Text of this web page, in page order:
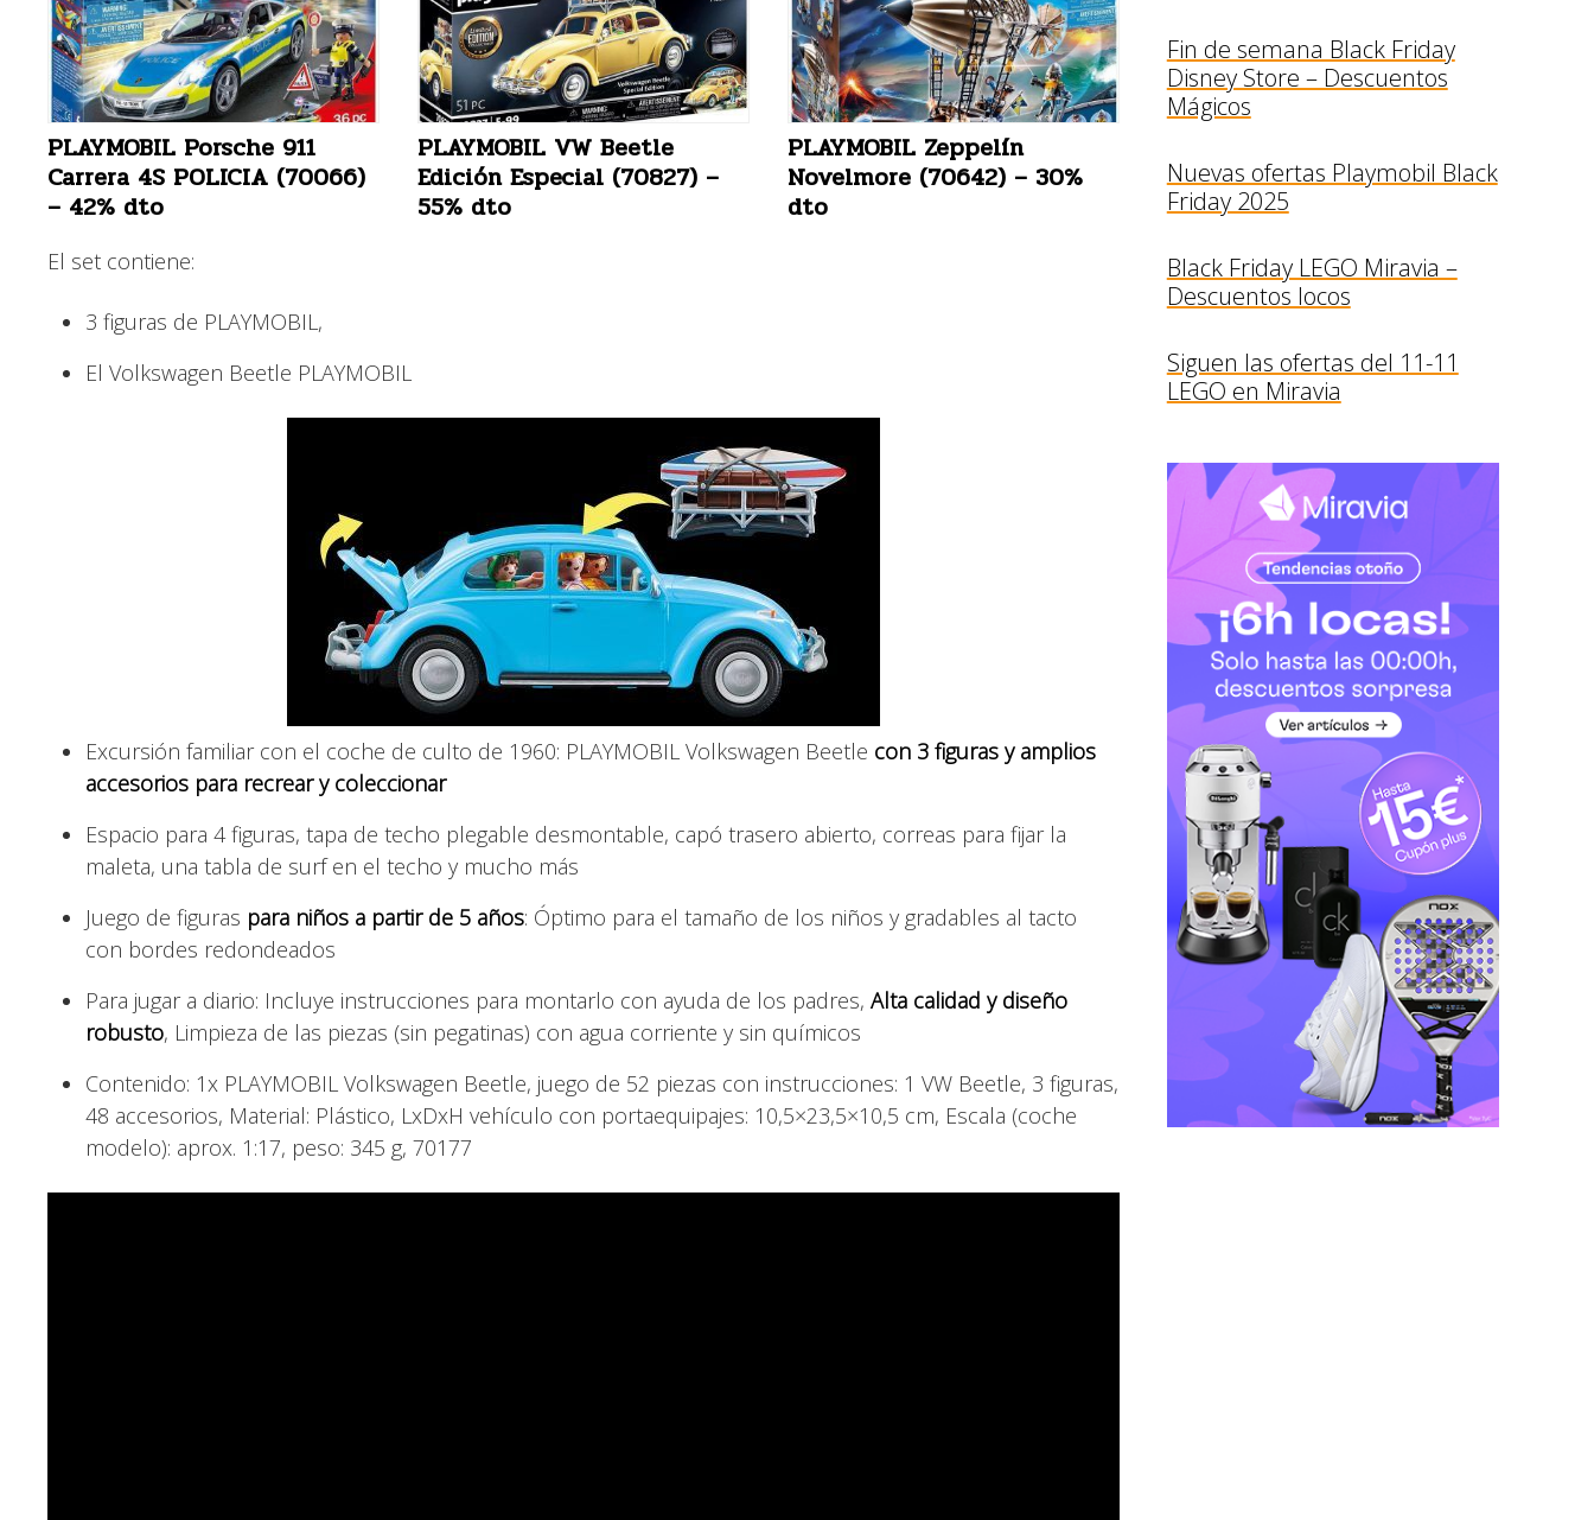
PLAYMOBIL Porsche 911
Carrera 4S POLICIA (70066)
– 42% dto
PLAYMOBIL VW Beetle
Edición Especial (70827) –
55% dto
PLAYMOBIL Zeppelín
Novelmore (70642) – 30%
dto
El set contiene:
3 figuras de PLAYMOBIL,
El Volkswagen Beetle PLAYMOBIL
Excursión familiar con el coche de culto de 1960: PLAYMOBIL Volkswagen Beetle con 3 figuras y amplios
accesorios para recrear y coleccionar
Espacio para 4 figuras, tapa de techo plegable desmontable, capó trasero abierto, correas para fijar la
maleta, una tabla de surf en el techo y mucho más
Juego de figuras para niños a partir de 5 años: Óptimo para el tamaño de los niños y gradables al tacto
con bordes redondeados
Para jugar a diario: Incluye instrucciones para montarlo con ayuda de los padres, Alta calidad y diseño
robusto, Limpieza de las piezas (sin pegatinas) con agua corriente y sin químicos
Contenido: 1x PLAYMOBIL Volkswagen Beetle, juego de 52 piezas con instrucciones: 1 VW Beetle, 3 figuras,
48 accesorios, Material: Plástico, LxDxH vehículo con portaequipajes: 10,5×23,5×10,5 cm, Escala (coche
modelo): aprox. 1:17, peso: 345 g, 70177
Fin de semana Black Friday
Disney Store – Descuentos
Mágicos
Nuevas ofertas Playmobil Black
Friday 2025
Black Friday LEGO Miravia –
Descuentos locos
Siguen las ofertas del 11-11
LEGO en Miravia